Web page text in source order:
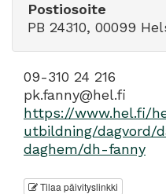
Postiosoite
PB 24310, 00099
09-310 24 216
pk.fanny@hel.fi
https://www.hel.fi/
utbildning/dagvord/
daghem/dh-fanny
Tilaa päivityslinkki